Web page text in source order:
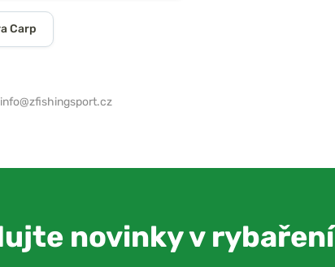
Carp
info@zfishingsport.cz
novinky v rybaření